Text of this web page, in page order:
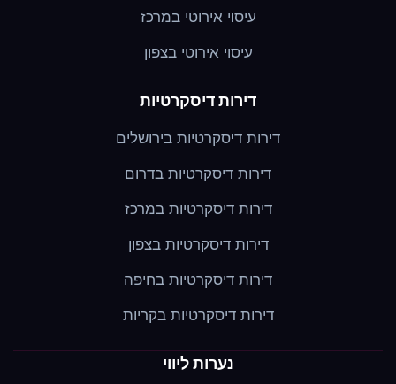
עיסוי אירוטי במרכז
עיסוי אירוטי בצפון
דירות דיסקרטיות
דירות דיסקרטיות בירושלים
דירות דיסקרטיות בדרום
דירות דיסקרטיות במרכז
דירות דיסקרטיות בצפון
דירות דיסקרטיות בחיפה
דירות דיסקרטיות בקריות
נערות ליווי